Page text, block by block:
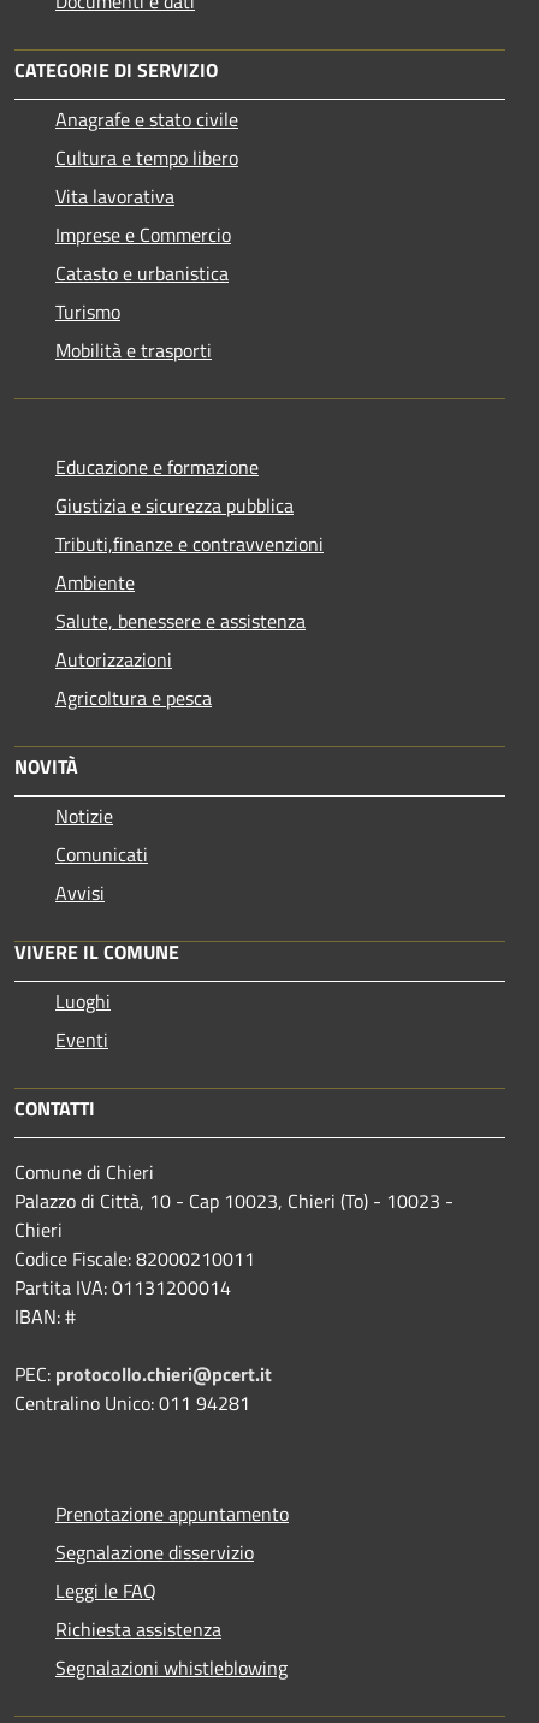
CATEGORIE DI SERVIZIO
Anagrafe e stato civile
Cultura e tempo libero
Vita lavorativa
Imprese e Commercio
Catasto e urbanistica
Turismo
Mobilità e trasporti
Educazione e formazione
Giustizia e sicurezza pubblica
Tributi,finanze e contravvenzioni
Ambiente
Salute, benessere e assistenza
Autorizzazioni
Agricoltura e pesca
NOVITÀ
Notizie
Comunicati
Avvisi
VIVERE IL COMUNE
Luoghi
Eventi
CONTATTI
Comune di Chieri
Palazzo di Città, 10 - Cap 10023, Chieri (To) - 10023 -
Chieri
Codice Fiscale: 82000210011
Partita IVA: 01131200014
IBAN: #
PEC: protocollo.chieri@pcert.it
Centralino Unico: 011 94281
Prenotazione appuntamento
Segnalazione disservizio
Leggi le FAQ
Richiesta assistenza
Segnalazioni whistleblowing